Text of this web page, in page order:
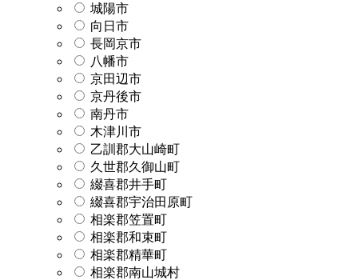
城陽市
向日市
長岡京市
八幡市
京田辺市
京丹後市
南丹市
木津川市
乙訓郡大山崎町
久世郡久御山町
綴喜郡井手町
綴喜郡宇治田原町
相楽郡笠置町
相楽郡和束町
相楽郡精華町
相楽郡南山城村